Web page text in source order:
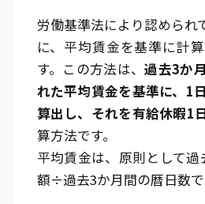
労働基準法により認められ
に、平均賃金を基準に計
す。この方法は、過去3か
れた平均賃金を基準に、1
算出し、それを有給休暇1
算方法です。
平均賃金は、原則として
額÷過去3か月間の暦日数で